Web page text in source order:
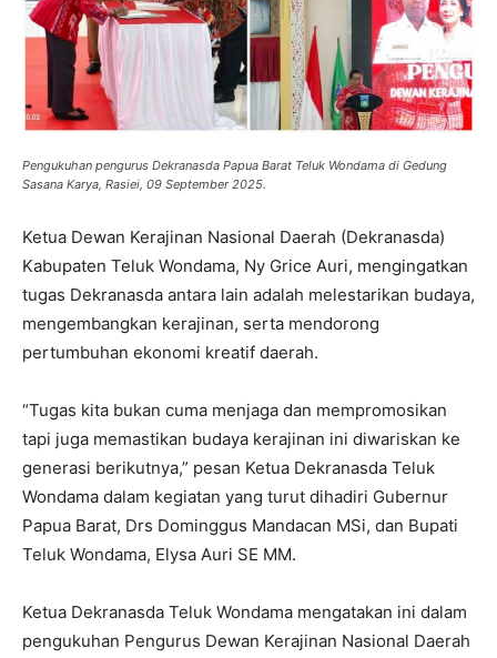
Pengukuhan pengurus Dekranasda Papua Barat Teluk Wondama di Gedung
Sasana Karya, Rasiei, 09 September 2025.
Ketua Dewan Kerajinan Nasional Daerah (Dekranasda)
Kabupaten Teluk Wondama, Ny Grice Auri, mengingatkan
tugas Dekranasda antara lain adalah melestarikan budaya,
mengembangkan kerajinan, serta mendorong
pertumbuhan ekonomi kreatif daerah.
“Tugas kita bukan cuma menjaga dan mempromosikan
tapi juga memastikan budaya kerajinan ini diwariskan ke
generasi berikutnya,” pesan Ketua Dekranasda Teluk
Wondama dalam kegiatan yang turut dihadiri Gubernur
Papua Barat, Drs Dominggus Mandacan MSi, dan Bupati
Teluk Wondama, Elysa Auri SE MM.
Ketua Dekranasda Teluk Wondama mengatakan ini dalam
pengukuhan Pengurus Dewan Kerajinan Nasional Daerah